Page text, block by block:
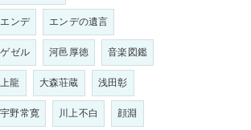
ンデ
エンデの遺言
ゼル
河邑厚徳
音楽図鑑
龍 大森荘蔵
浅田彰
宇野常寛 川上不白 顔淵